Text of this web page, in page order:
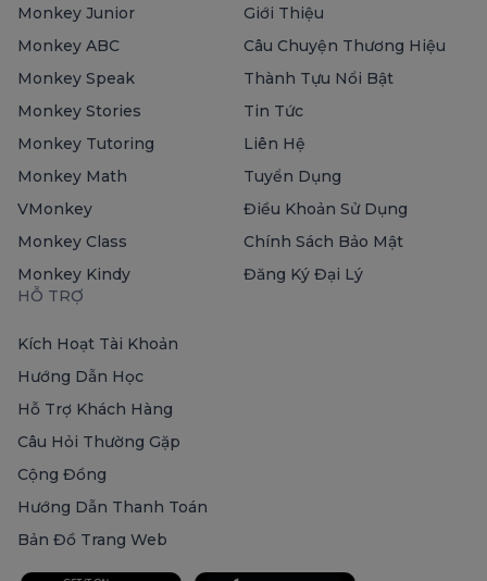
Monkey Junior
Monkey ABC
Monkey Speak
Monkey Stories
Monkey Tutoring
Monkey Math
VMonkey
Monkey Class
Monkey Kindy
Giới Thiệu
Câu Chuyện Thương Hiệu
Thành Tựu Nổi Bật
Tin Tức
Liên Hệ
Tuyển Dụng
Điều Khoản Sử Dụng
Chính Sách Bảo Mật
Đăng Ký Đại Lý
HỖ TRỢ
Kích Hoạt Tài Khoản
Hướng Dẫn Học
Hỗ Trợ Khách Hàng
Câu Hỏi Thường Gặp
Cộng Đồng
Hướng Dẫn Thanh Toán
Bản Đồ Trang Web